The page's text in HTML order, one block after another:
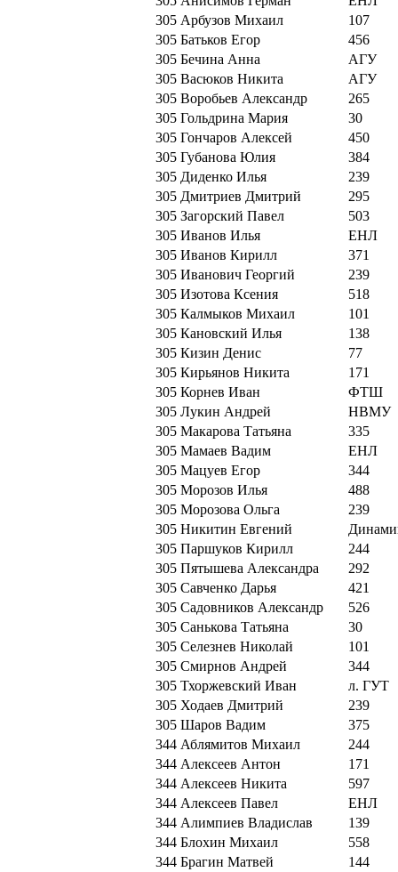
305 Арбузов Михаил
107
305 Батьков Егор
456
305 Бечина Анна
АГУ
305 Васюков Никита
АГУ
305 Воробьев Александр
265
305 Гольдрина Мария
30
305 Гончаров Алексей
450
305 Губанова Юлия
384
305 Диденко Илья
239
305 Дмитриев Дмитрий
295
305 Загорский Павел
503
305 Иванов Илья
ЕНЛ
305 Иванов Кирилл
371
305 Иванович Георгий
239
305 Изотова Ксения
518
305 Калмыков Михаил
101
305 Кановский Илья
138
305 Кизин Денис
77
305 Кирьянов Никита
171
305 Корнев Иван
ФТШ
305 Лукин Андрей
НВМУ
305 Макарова Татьяна
335
305 Мамаев Вадим
ЕНЛ
305 Мацуев Егор
344
305 Морозов Илья
488
305 Морозова Ольга
239
305 Никитин Евгений
305 Паршуков Кирилл
244
305 Пятышева Александра
292
305 Савченко Дарья
421
305 Садовников Александр
526
305 Санькова Татьяна
30
305 Селезнев Николай
101
305 Смирнов Андрей
344
305 Тхоржевский Иван
л. ГУТ
305 Ходаев Дмитрий
239
305 Шаров Вадим
375
344 Аблямитов Михаил
244
344 Алексеев Антон
171
344 Алексеев Никита
597
344 Алексеев Павел
ЕНЛ
344 Алимпиев Владислав
139
344 Блохин Михаил
558
344 Брагин Матвей
144